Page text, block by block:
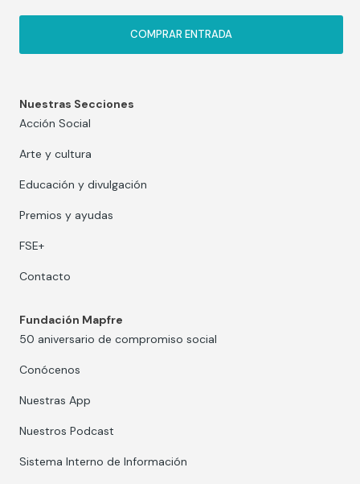
COMPRAR ENTRADA
Nuestras Secciones
Acción Social
Arte y cultura
Educación y divulgación
Premios y ayudas
FSE+
Contacto
Fundación Mapfre
50 aniversario de compromiso social
Conócenos
Nuestras App
Nuestros Podcast
Sistema Interno de Información